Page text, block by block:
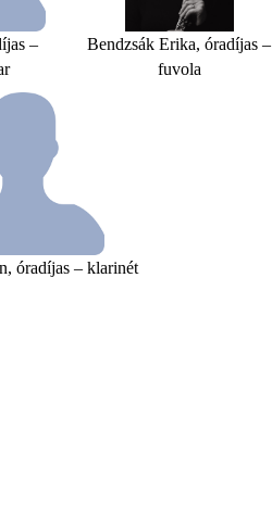
–
Bendzsák Erika, óradíjas –
fuvola
óradíjas – klarinét